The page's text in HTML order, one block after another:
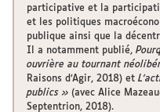
participative et la
et les politiques
publique ainsi que la
Il a notamment publié,
ouvrière au tournant
Raisons d’Agir, 2018) et
publics » (avec Alice
Septentrion, 2018).